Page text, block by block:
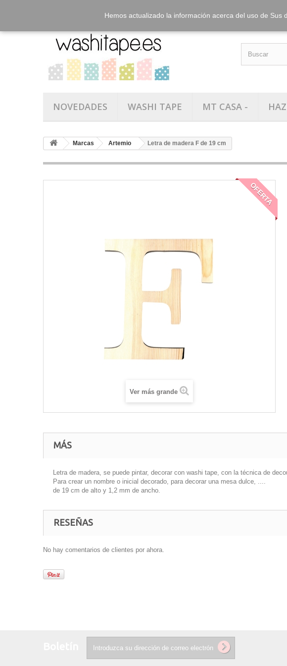
NOVEDADES WASHI TAPE MT CASA -
Marcas Artemio Letra de madera F de 19 cm
OFERTA
Ver más grande
MÁS
Letra de madera, se puede pintar, decorar con washi tape, con la técnica de
Para crear un nombre o inicial decorado, para decorar una mesa dulce, ....
de 19 cm de alto y 1,2 mm de ancho.
RESEÑAS
No hay comentarios de clientes por ahora.
Hemos actualizado la información acerca del uso de Sus